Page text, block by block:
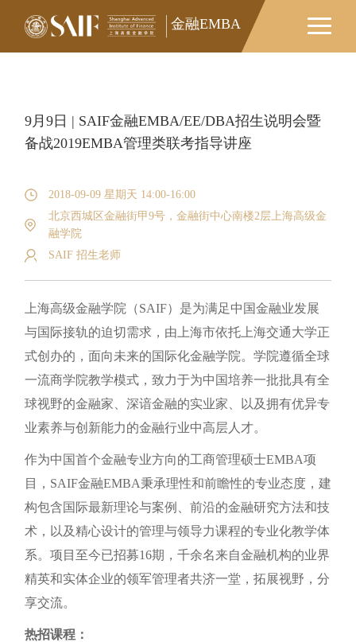
金融EMBA
金融EMBA
9月9日 | SAIF金融EMBA/EE/DBA招生说明会暨
备战2019EMBA管理类联考指导讲座
2018-09-09 星期天 14:00-16:00
北京西城区金融街甲9号，金融街中心南楼2层上海高级金
融学院
SAIF 招生老师
上海高级金融学院（SAIF）是为满足中国金融业发展
与国际接轨的迫切需求，由上海市依托上海交通大学正
式创办的，面向未来的国际化金融学院。学院遵循全球
一流商学院教学模式，致力于为中国培养一批批具有全
球视野的金融家、深谙金融的实业家、以及拥有优异专
业素养与创新能力的金融行业中高层人才。
作为中国首个金融专业方向的工商管理硕士EMBA项
目，SAIF金融EMBA秉承理性和前瞻性的专业态度，建
构包含国际最新理论与案例、前沿的金融研究方法和技
术，以及精心设计的管理与领导力课程的专业化教学体
系。项目至今已招募16期，千余名来自金融机构的业界
精英和实体企业的领军管理者共济一堂，拓展视野，分
享交流。
热招课程：